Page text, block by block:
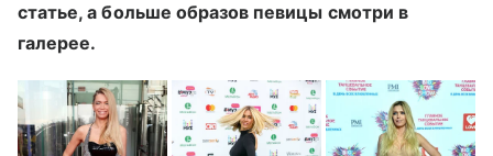
статье, а больше образов певицы смотри в
галерее.